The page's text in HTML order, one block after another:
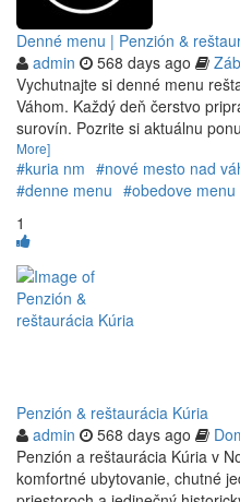
Denné menu | Penzión &
admin
568 days ago
Vychutnajte si denné menu
Váhom. Každý deň čerstvo
surovín. Pozrite si aktuálnu
More]
#kuria nm #nové mesto nad
#denne menu #obedove menu
1
Penzión & reštaurácia Kúria
admin
568 days ago
Penzión a reštaurácia Kúria v
komfortné ubytovanie, chutné